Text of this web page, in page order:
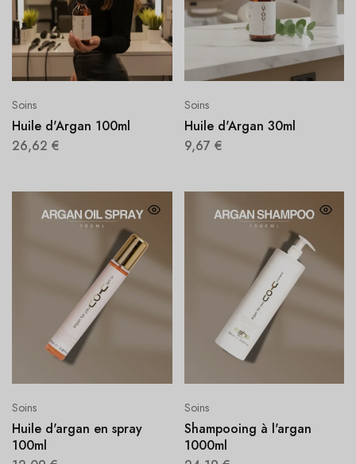
Soins
Huile d'Argan 100ml
26,62 €
Soins
Huile d'Argan 30ml
9,67 €
Soins
Huile d'argan en spray
100ml
Soins
Shampooing à l'argan
1000ml